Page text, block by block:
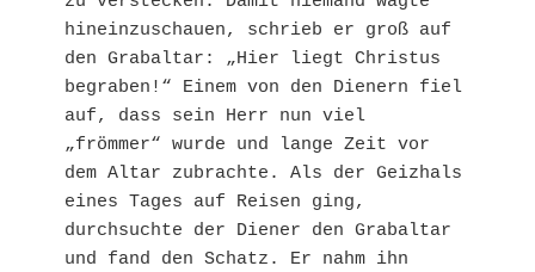
hineinzuschauen, schrieb er groß auf
den Grabaltar: „Hier liegt Christus
begraben!“ Einem von den Dienern fiel
auf, dass sein Herr nun viel
„frömmer“ wurde und lange Zeit vor
dem Altar zubrachte. Als der Geizhals
eines Tages auf Reisen ging,
durchsuchte der Diener den Grabaltar
und fand den Schatz. Er nahm ihn